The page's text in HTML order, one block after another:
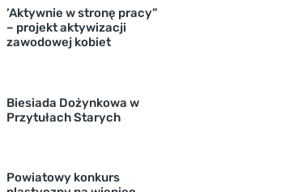
’Aktywnie w stronę pracy”
– projekt aktywizacji
zawodowej kobiet
Biesiada Dożynkowa w
Przytułach Starych
Powiatowy konkurs